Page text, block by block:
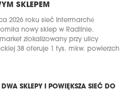
SKLEPEM
2026 roku sieć Intermarché
nowy sklep w Radlinie.
zlokalizowany przy ulicy
38 oferuje 1 tys. mkw. powierzch
SKLEPY I POWIĘKSZA SIEĆ DO